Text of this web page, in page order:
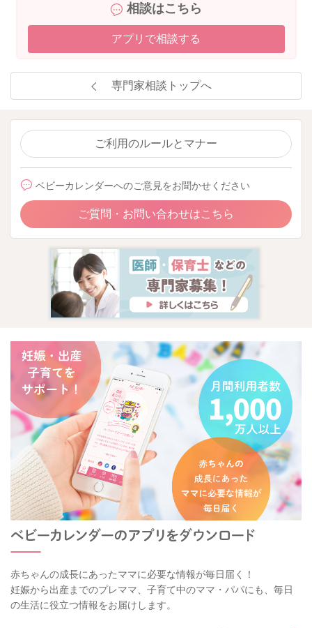
相談はこちら
アプリで相談する
専門家相談トップへ
ご利用のルールとマナー
ベビーカレンダーへのご意見をお聞かせください
ご質問・お問い合わせはこちら
赤ちゃんの成長にあったママに必要な情報が毎日届く！
妊娠から出産までのプレママ、子育て中のママ・パパにも、毎日
の生活に役立つ情報をお届けします。